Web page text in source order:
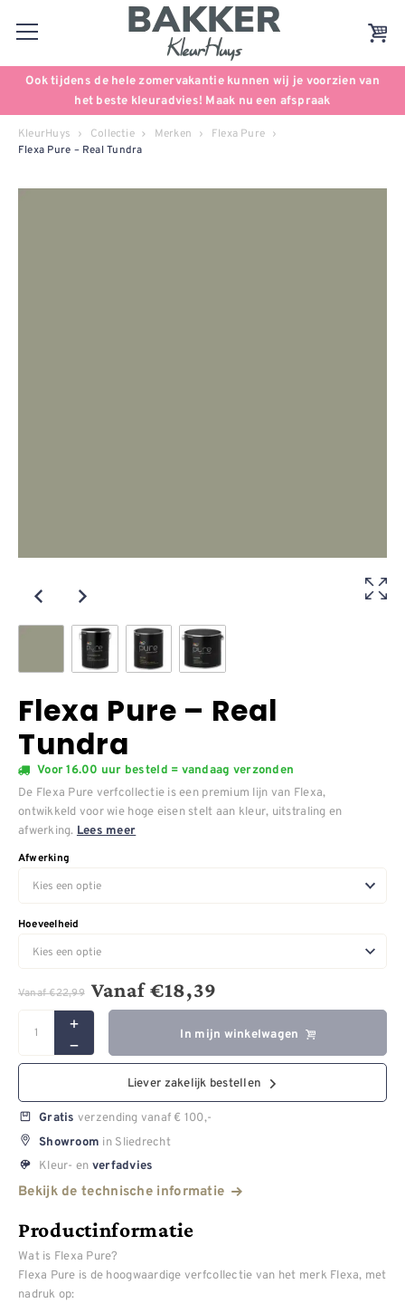
Ook tijdens de hele zomervakantie kunnen wij je voorzien van
het beste kleuradvies! Maak nu een afspraak
KleurHuys Collectie Merken Flexa Pure
Flexa Pure – Real Tundra
Flexa Pure – Real
Tundra
Voor 16.00 uur besteld = vandaag verzonden
De Flexa Pure verfcollectie is een premium lijn van Flexa,
ontwikkeld voor wie hoge eisen stelt aan kleur, uitstraling en
afwerking. Lees meer
Afwerking
Hoeveelheid
Vanaf€22,99 Vanaf€18,39
In mijn winkelwagen
Liever zakelijk bestellen
Gratis verzending vanaf € 100,-
Showroom in Sliedrecht
Kleur- en verfadvies
Bekijk de technische informatie
Productinformatie
Wat is Flexa Pure?
Flexa Pure is de hoogwaardige verfcollectie van het merk Flexa, met
nadruk op: